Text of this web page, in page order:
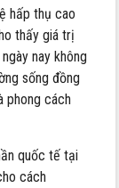
hấp thụ cao
thấy giá trị
nay không
sống đồng
phong cách
quốc tế tại
cách